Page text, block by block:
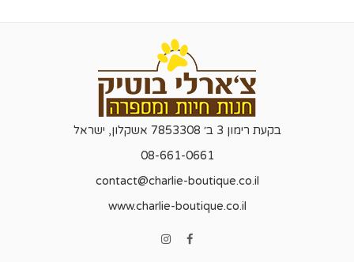
בקעת רימון 3 ב׳ 7853308 אשקלון, ישראל
08-661-0661
contact@charlie-boutique.co.il
www.charlie-boutique.co.il